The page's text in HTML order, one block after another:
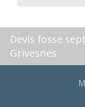
Devis fosse
Grivesnes